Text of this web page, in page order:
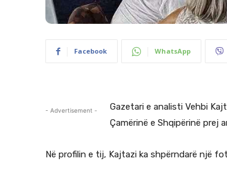
Facebook WhatsApp
- Advertisement -
Gazetari e analisti Vehbi
Çamërinë e Shqipërinë prej
Në profilin e tij, Kajtazi ka shpërndarë një